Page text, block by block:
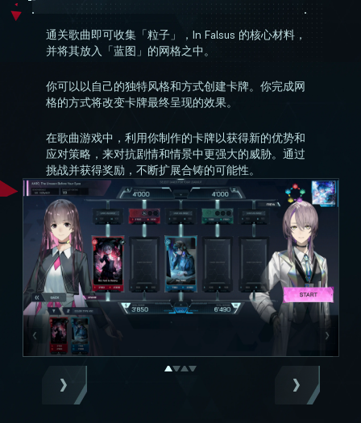
通关歌曲即可收集「粒子」，In Falsus 的核心材料，
并将其放入「蓝图」的网格之中。
你可以以自己的独特风格和方式创建卡牌。你完成网
格的方式将改变卡牌最终呈现的效果。
在歌曲游戏中，利用你制作的卡牌以获得新的优势和
应对策略，来对抗剧情和情景中更强大的威胁。通过
挑战并获得奖励，不断扩展合铸的可能性。